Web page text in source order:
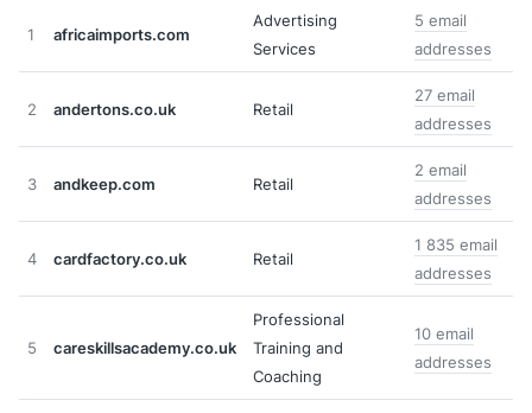
1 africaimports.com
Advertising
Services
5 email
addresses
2 andertons.co.uk Retail
27 email
addresses
3 andkeep.com Retail
2 email
addresses
4 cardfactory.co.uk Retail
1 835 email
addresses
5 careskillsacademy.co.uk
Professional
Training and
Coaching
10 email
addresses